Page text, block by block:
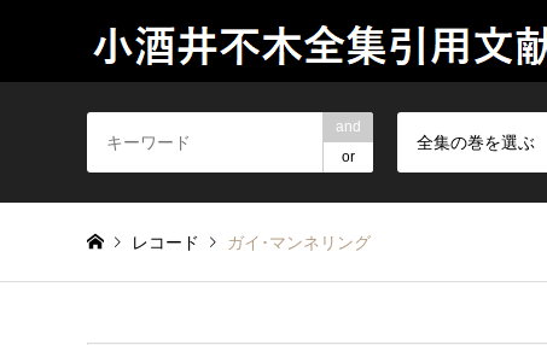
and
or
全集の巻を選ぶ
レコード ガイ･マンネリング